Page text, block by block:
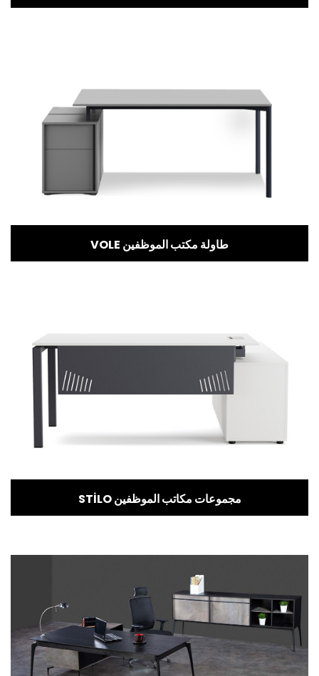
VOLE طاولة مكتب الموظفين
STİLO مجموعات مكاتب الموظفين